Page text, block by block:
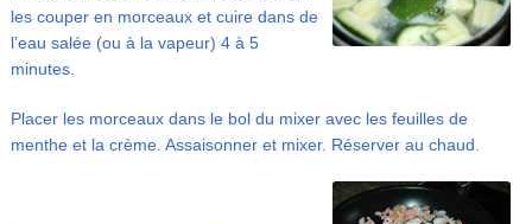
les couper en morceaux et cuire dans de
l’eau salée (ou à la vapeur) 4 à 5
minutes.
Placer les morceaux dans le bol du mixer avec les feuilles de
menthe et la crème. Assaisonner et mixer. Réserver au chaud.